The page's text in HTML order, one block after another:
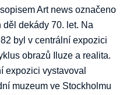
Art news označeno
dekády 70. let. Na
byl v centrální expozici
obrazů Iluze a realita.
expozici vystavoval
muzeum ve Stockholmu